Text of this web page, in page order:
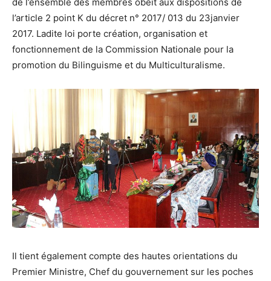
l’article 2 point K du décret n° 2017/ 013 du 23janvier
2017. Ladite loi porte création, organisation et
fonctionnement de la Commission Nationale pour la
promotion du Bilinguisme et du Multiculturalisme.
Il tient également compte des hautes orientations du
Premier Ministre, Chef du gouvernement sur les poches